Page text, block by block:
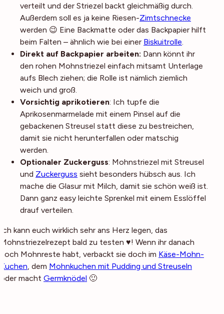
verteilt und der Striezel backt gleichmäßig durch.
Außerdem soll es ja keine Riesen-Zimtschnecke
werden 😉 Eine Backmatte oder das Backpapier hilft
beim Falten – ähnlich wie bei einer Biskuitrolle.
Direkt auf Backpapier arbeiten: Dann könnt ihr
den rohen Mohnstriezel einfach mitsamt Unterlage
aufs Blech ziehen; die Rolle ist nämlich ziemlich
weich und groß.
Vorsichtig aprikotieren: Ich tupfe die
Aprikosenmarmelade mit einem Pinsel auf die
gebackenen Streusel statt diese zu bestreichen,
damit sie nicht herunterfallen oder matschig
werden.
Optionaler Zuckerguss: Mohnstriezel mit Streusel
und Zuckerguss sieht besonders hübsch aus. Ich
mache die Glasur mit Milch, damit sie schön weiß ist.
Dann ganz easy leichte Sprenkel mit einem Esslöffel
drauf verteilen.
Ich kann euch wirklich sehr ans Herz legen, das
Mohnstriezelrezept bald zu testen ♥! Wenn ihr danach
noch Mohnreste habt, verbackt sie doch im Käse-Mohn-
Kuchen, dem Mohnkuchen mit Pudding und Streuseln
oder macht Germknödel 🙂